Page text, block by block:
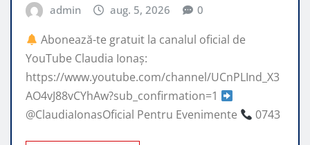
admin aug. 5, 2026 0
Abonează-te gratuit la canalul oficial de
YouTube Claudia Ionaș:
https://www.youtube.com/channel/UCnPLInd_X3
AO4vJ88vCYhAw?sub_confirmation=1
@ClaudiaIonasOficial Pentru Evenimente
0743